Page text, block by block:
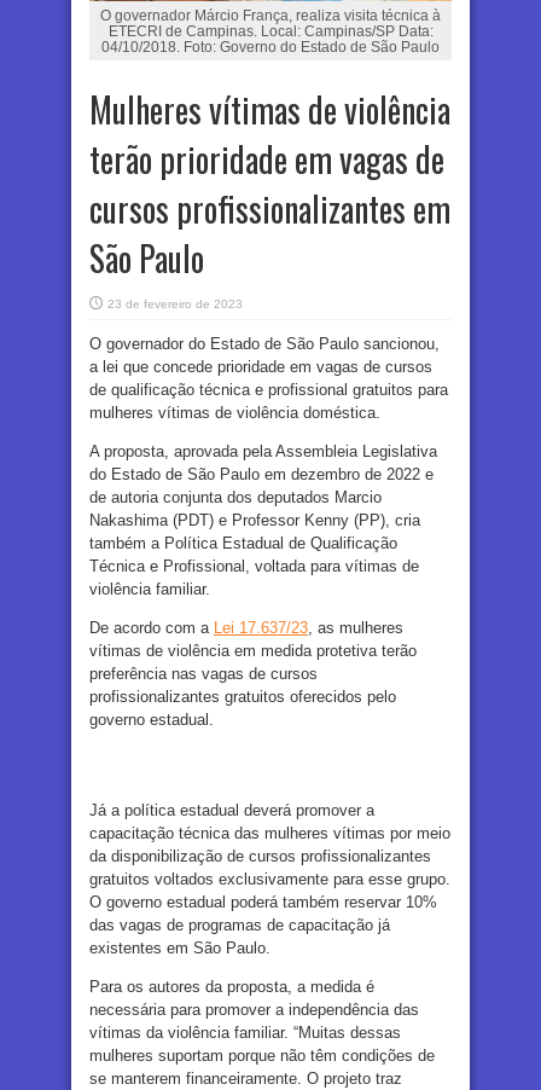
O governador Márcio França, realiza visita técnica à
ETECRI de Campinas. Local: Campinas/SP Data:
04/10/2018. Foto: Governo do Estado de São Paulo
Mulheres vítimas de violência
terão prioridade em vagas de
cursos profissionalizantes em
São Paulo
23 de fevereiro de 2023
O governador do Estado de São Paulo sancionou,
a lei que concede prioridade em vagas de cursos
de qualificação técnica e profissional gratuitos para
mulheres vítimas de violência doméstica.
A proposta, aprovada pela Assembleia Legislativa
do Estado de São Paulo em dezembro de 2022 e
de autoria conjunta dos deputados Marcio
Nakashima (PDT) e Professor Kenny (PP), cria
também a Política Estadual de Qualificação
Técnica e Profissional, voltada para vítimas de
violência familiar.
De acordo com a Lei 17.637/23 , as mulheres
vítimas de violência em medida protetiva terão
preferência nas vagas de cursos
profissionalizantes gratuitos oferecidos pelo
governo estadual.
Já a política estadual deverá promover a
capacitação técnica das mulheres vítimas por meio
da disponibilização de cursos profissionalizantes
gratuitos voltados exclusivamente para esse grupo.
O governo estadual poderá também reservar 10%
das vagas de programas de capacitação já
existentes em São Paulo.
Para os autores da proposta, a medida é
necessária para promover a independência das
vítimas da violência familiar. “Muitas dessas
mulheres suportam porque não têm condições de
se manterem financeiramente. O projeto traz